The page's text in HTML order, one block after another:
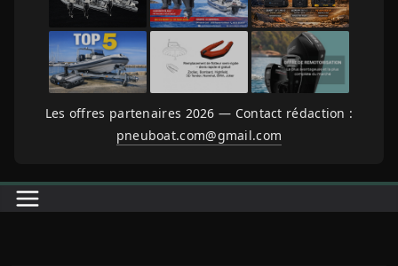
Les offres partenaires 2026 — Contact rédaction :
pneuboat.com@gmail.com